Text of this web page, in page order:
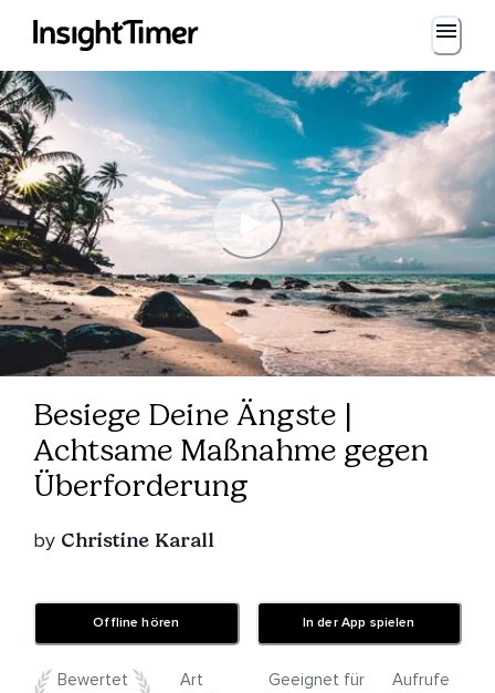
Besiege Deine Ängste |
Achtsame Maßnahme gegen
Überforderung
by Christine Karall
Offline hören In der App spielen
Bewertet
Art
Geeignet für
Aufrufe